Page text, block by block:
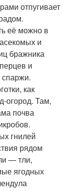
отпугивает
её можно в
и
бражника
и
спаржи.
как
огород. Там,
почва
гнилей
рядом
— тли,
ягодных